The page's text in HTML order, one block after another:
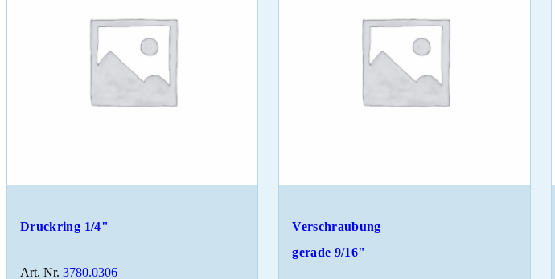
Druckring 1/4"
Art. Nr. 3780.0306
Verschraubung
gerade 9/16"